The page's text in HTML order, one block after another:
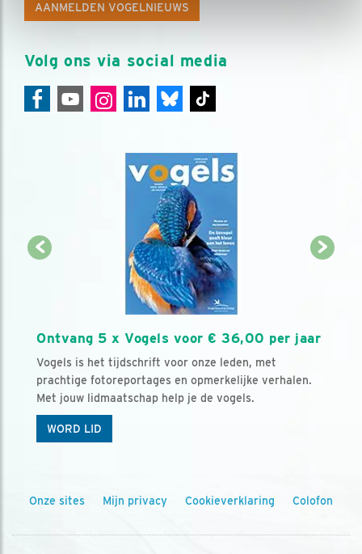
AANMELDEN VOGELNIEUWS
Volg ons via social media
Ontvang 5 x Vogels voor € 36,00 per jaar
Vogels is het tijdschrift voor onze leden, met
prachtige fotoreportages en opmerkelijke verhalen.
Met jouw lidmaatschap help je de vogels.
WORD LID
Onze sites Mijn privacy Cookieverklaring Colofon